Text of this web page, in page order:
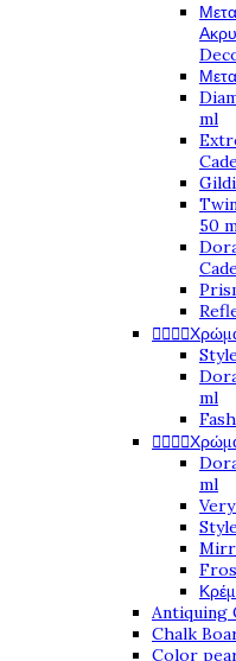
ml
50

ml

ml
Antiquing
Chalk
Color